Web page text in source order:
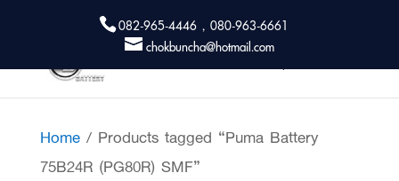
082-965-4446 , 080-963-6661
chokbuncha@hotmail.com
Home/ Products tagged “Puma Battery
75B24R (PG80R) SMF”